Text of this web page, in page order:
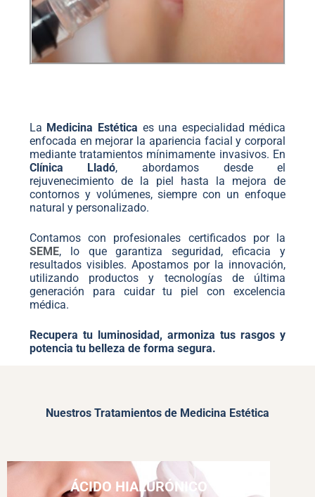
La Medicina Estética es una especialidad médica
enfocada en mejorar la apariencia facial y corporal
mediante tratamientos mínimamente invasivos. En
Clínica Lladó, abordamos desde el
rejuvenecimiento de la piel hasta la mejora de
contornos y volúmenes, siempre con un enfoque
natural y personalizado.
Contamos con profesionales certificados por la
SEME, lo que garantiza seguridad, eficacia y
resultados visibles. Apostamos por la innovación,
utilizando productos y tecnologías de última
generación para cuidar tu piel con excelencia
médica.
Recupera tu luminosidad, armoniza tus rasgos y
potencia tu belleza de forma segura.
Nuestros Tratamientos de Medicina Estética
ÁCIDO HIALURÓNICO